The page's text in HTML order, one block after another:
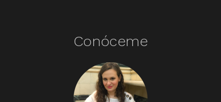
Conóceme